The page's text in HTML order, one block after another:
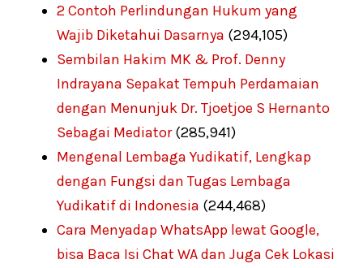
2 Contoh Perlindungan Hukum yang
Wajib Diketahui Dasarnya (294,105)
Sembilan Hakim MK & Prof. Denny
Indrayana Sepakat Tempuh Perdamaian
dengan Menunjuk Dr. Tjoetjoe S Hernanto
Sebagai Mediator (285,941)
Mengenal Lembaga Yudikatif, Lengkap
dengan Fungsi dan Tugas Lembaga
Yudikatif di Indonesia (244,468)
Cara Menyadap WhatsApp lewat Google,
bisa Baca Isi Chat WA dan Juga Cek Lokasi